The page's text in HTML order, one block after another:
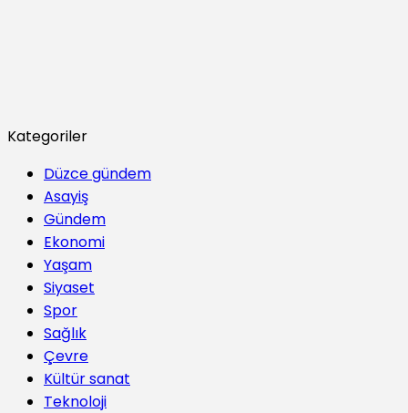
Kategoriler
Düzce gündem
Asayiş
Gündem
Ekonomi
Yaşam
Siyaset
Spor
Sağlık
Çevre
Kültür sanat
Teknoloji